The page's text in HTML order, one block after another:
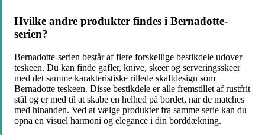
Hvilke andre produkter findes i Bernadotte-
serien?
Bernadotte-serien består af flere forskellige bestikdele udover
teskeen. Du kan finde gafler, knive, skeer og serveringsskeer
med det samme karakteristiske rillede skaftdesign som
Bernadotte teskeen. Disse bestikdele er alle fremstillet af rustfrit
stål og er med til at skabe en helhed på bordet, når de matches
med hinanden. Ved at vælge produkter fra samme serie kan du
opnå en visuel harmoni og elegance i din borddækning.